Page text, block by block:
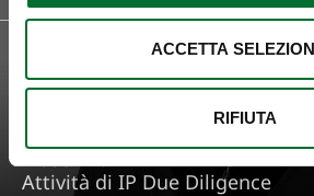
ACCETTA
RIFIUTA
Know How e Segreto
Consulenza Legale Stragiudiziale
Trascrizioni
Attività di IP Due Diligence